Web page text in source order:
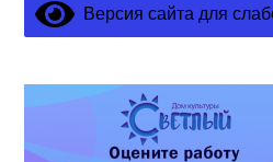
Версия сайта для